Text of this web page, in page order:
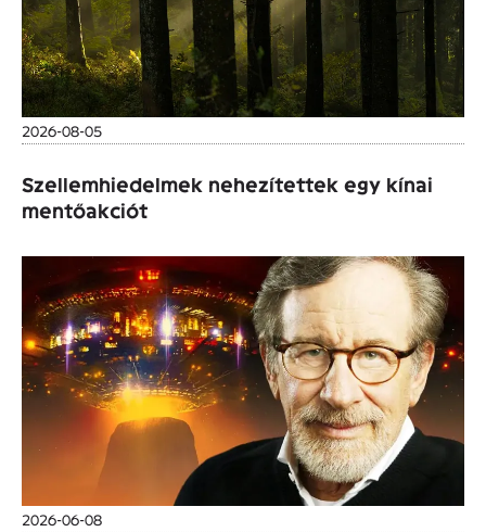
2026-08-05
Szellemhiedelmek nehezítettek egy kínai
mentőakciót
2026-06-08